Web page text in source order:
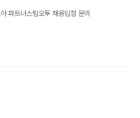
파트너스팀오투 채용입점 문의